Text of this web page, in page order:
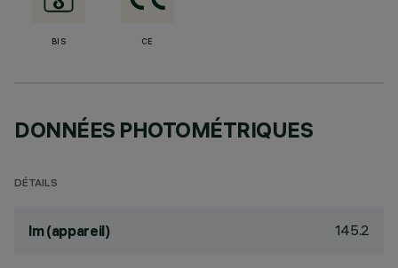
BIS CE
DONNÉES PHOTOMÉTRIQUES
DÉTAILS
lm (appareil) 145.2